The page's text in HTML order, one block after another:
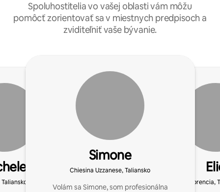
Spoluhostitelia vo vašej oblasti vám môžu
pomôcť zorientovať sa v miestnych predpisoch a
zviditeľniť vaše bývanie.
Simone
Chiesina Uzzanese, Taliansko
Volám sa Simone, som profesionálna
Florencia,